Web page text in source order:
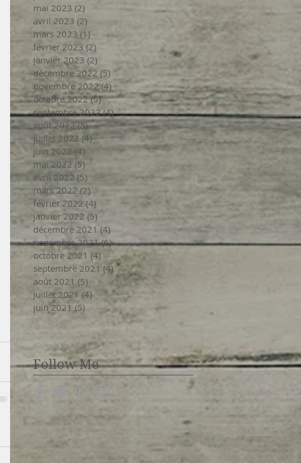
mai 2023 (2)
avril 2023 (2) 2 posts
mars 2023 (1) 1 post
février 2023 (2) 2 posts
janvier 2023 (2) 2 posts
décembre 2022 (5) 5 posts
novembre 2022 (4) 4 posts
octobre 2022 (5)5 posts
septembre 2022 (4)4 posts
août 2022 (5)5 posts
juillet 2022 (4)4 posts
juin 2022 (4)
mai 2022 (5)
avril 2022 (5) 5 posts
mars 2022 (2)
février 2022 (4) 4 posts
janvier 2022 (5) 5 posts
décembre 2021 (4)
novembre 2021 (6)6 posts
octobre 2021 (4)4 posts
septembre 2021 (4)4 posts
août 2021 (5) 5 posts
juillet 2021 (4)4 posts
juin 2021 (5) 5 posts
Follow Me